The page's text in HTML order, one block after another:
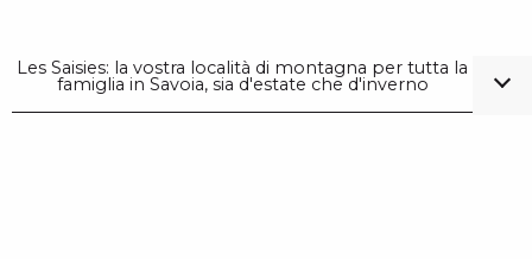
Les Saisies: la vostra località di montagna per tutta la
famiglia in Savoia, sia d'estate che d'inverno